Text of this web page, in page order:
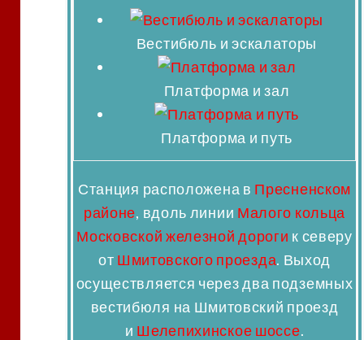
Вестибюль и эскалаторы
Платформа и зал
Платформа и путь
Станция расположена в Пресненском
районе, вдоль линии Малого кольца
Московской железной дороги к северу
от Шмитовского проезда. Выход
осуществляется через два подземных
вестибюля на Шмитовский проезд
и Шелепихинское шоссе.